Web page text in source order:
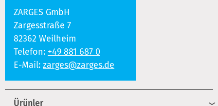
ZARGES GmbH
Zargesstraße 7
82362 Weilheim
Telefon: +49 881 687 0
E-Mail: zarges@zarges.de
Ürünler